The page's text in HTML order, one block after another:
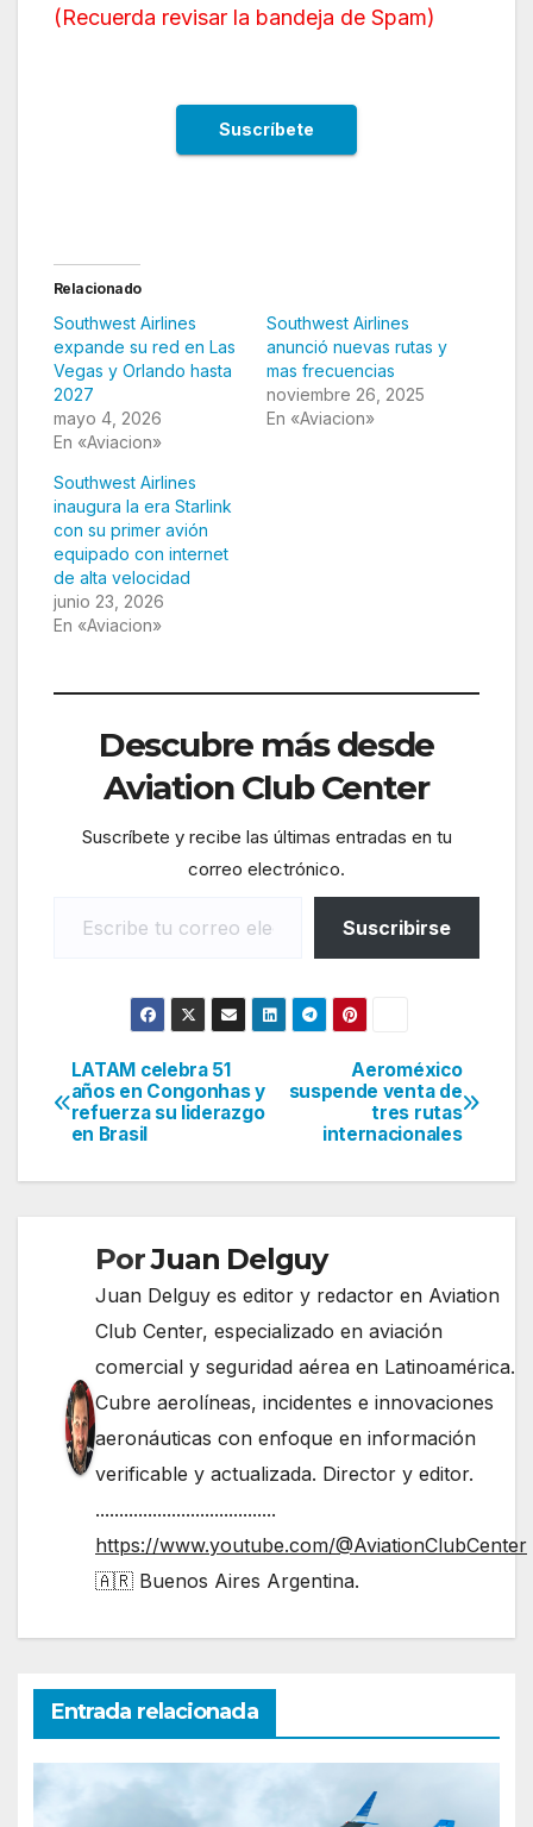
(Recuerda revisar la bandeja de Spam)
Relacionado
Southwest Airlines
expande su red en Las
Vegas y Orlando hasta
2027
mayo 4, 2026
En «Aviacion»
Southwest Airlines
anunció nuevas rutas y
mas frecuencias
noviembre 26, 2025
En «Aviacion»
Southwest Airlines
inaugura la era Starlink
con su primer avión
equipado con internet
de alta velocidad
junio 23, 2026
En «Aviacion»
Descubre más desde
Aviation Club Center
Suscríbete y recibe las últimas entradas en tu
correo electrónico.
Suscribirse
Navegación
de
entradas
Aeroméxico
suspende venta de
tres rutas
internacionales
LATAM celebra 51
años en Congonhas y
refuerza su liderazgo
en Brasil
PorJuan Delguy
Juan Delguy es editor y redactor en Aviation
Club Center, especializado en aviación
comercial y seguridad aérea en Latinoamérica.
Cubre aerolíneas, incidentes e innovaciones
aeronáuticas con enfoque en información
verificable y actualizada. Director y editor.
......................................
https://www.youtube.com/@AviationClubCenter
🇦🇷 Buenos Aires Argentina.
Entrada relacionada